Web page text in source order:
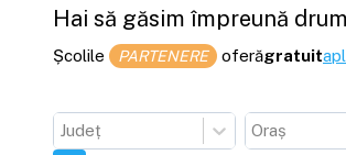
Hai să găsim împreună
Școlile PARTENERE oferăgratuit
Județ Oraș